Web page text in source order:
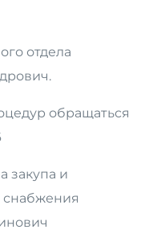
отдела
обращаться
закупа и
снабжения